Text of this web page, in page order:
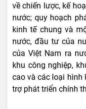
về chiến lược, kế
nước; quy hoạch
kinh tế chung và
nước, đầu tư của
của Việt Nam ra
khu công nghiệp,
cao và các loại hình
trợ phát triển chính